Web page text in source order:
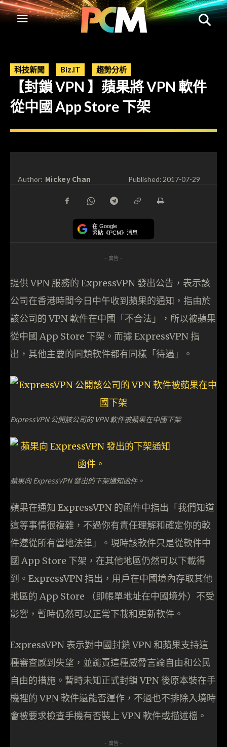
科技新聞 Biz.IT 趨勢分析
【封鎖 VPN 】蘋果將 VPN 軟件
從中國 App Store 下架
Author: Mickey Chan Published:2017-07-29
在 Google
緊貼《PCM》消息
- 廣告 -
提供 VPN 服務的 ExpressVPN 發出公告，表示該
公司在香港時間今日中午收到蘋果的通知，指由於
該公司的 VPN 軟件在中國「不合法」，所以被蘋果
從中國 App Store 下架。而據 ExpressVPN 指
出，其他主要的同類軟件都有同樣「待遇」。
ExpressVPN 公開該公司的 VPN 軟件被蘋果在中國下架
蘋果向 ExpressVPN 發出的下架通知函件。
蘋果在通知 ExpressVPN 的函件中指出「我們知道
這等事情很複雜，不過你有責任理解和確定你的軟
件遵從所有當地法律」。現時該軟件只是從軟件中
國 App Store 下架，在其他地區仍然可以下載得
到。ExpressVPN 指出，用戶在中國境內存取其他
地區的 App Store （即帳單地址在中國境外）不受
影響，暫時仍然可以正常下載和更新軟件。
ExpressVPN 表示對中國封鎖 VPN 和蘋果支持這
種審查感到失望，並譴責這種威脅言論自由和公民
自由的措施。暫時未知正式封鎖 VPN 後原本裝在手
機裡的 VPN 軟件還能否運作，不過也不排除入境時
會被要求檢查手機有否裝上 VPN 軟件或描述檔。
- 廣告 -